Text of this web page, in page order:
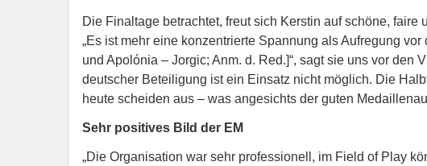
Die Finaltage betrachtet, freut sich Kerstin auf schöne,
„Es ist mehr eine konzentrierte Spannung als Aufregung
und Apolónia – Jorgic; Anm. d. Red.]“, sagt sie uns vor den
deutscher Beteiligung ist ein Einsatz nicht möglich. Die
heute scheiden aus – was angesichts der guten
Sehr positives Bild der EM
„Die Organisation war sehr professionell, im Field of Play